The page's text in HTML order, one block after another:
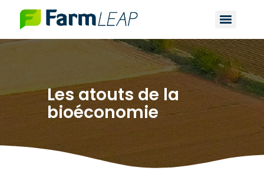
Les atouts de la
bioéconomie